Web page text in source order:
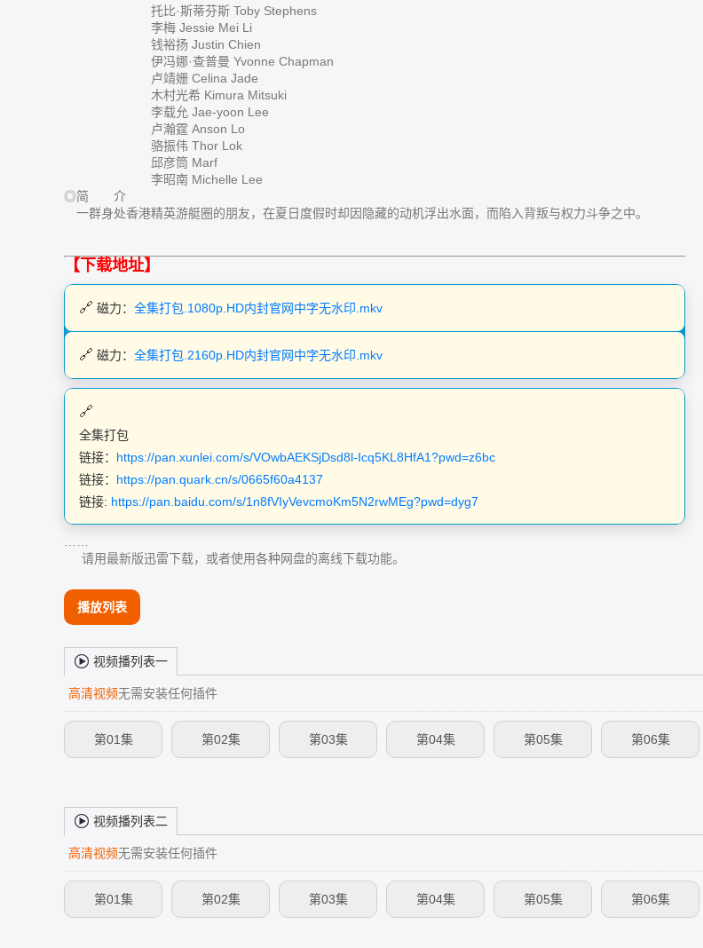
托比·斯蒂芬斯 Toby Stephens
李梅 Jessie Mei Li
钱裕扬 Justin Chien
伊冯娜·查普曼 Yvonne Chapman
卢靖姗 Celina Jade
木村光希 Kimura Mitsuki
李载允 Jae-yoon Lee
卢瀚霆 Anson Lo
骆振伟 Thor Lok
邱彦筒 Marf
李昭南 Michelle Lee
◎简 介
一群身处香港精英游艇圈的朋友，在夏日度假时却因隐藏的动机浮出水面，而陷入背叛与权力斗争之中。
【下载地址】
磁力： 全集打包.1080p.HD内封官网中字无水印.mkv
磁力： 全集打包.2160p.HD内封官网中字无水印.mkv
全集打包
链接： https://pan.xunlei.com/s/VOwbAEKSjDsd8l-Icq5KL8HfA1?pwd=z6bc
链接： https://pan.quark.cn/s/0665f60a4137
链接: https://pan.baidu.com/s/1n8fVIyVevcmoKm5N2rwMEg?pwd=dyg7
请用最新版迅雷下载，或者使用各种网盘的离线下载功能。
播放列表
视频播列表一
高清视频无需安装任何插件
第01集 第02集 第03集 第04集 第05集 第06集
视频播列表二
高清视频无需安装任何插件
第01集 第02集 第03集 第04集 第05集 第06集